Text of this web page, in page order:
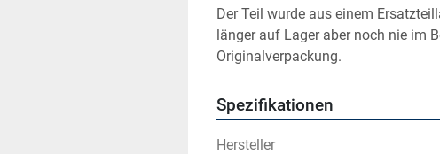
Der Teil wurde aus einem
länger auf Lager aber noch nie im
Originalverpackung.
Spezifikationen
Hersteller